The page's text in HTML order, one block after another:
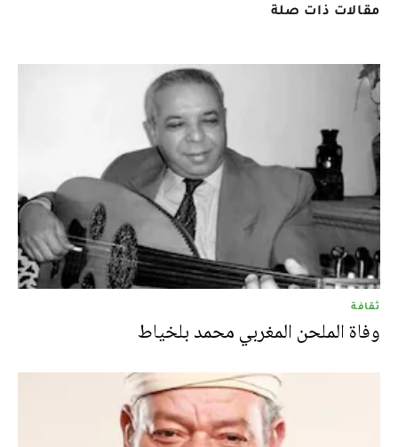
مقالات ذات صلة
ثقافة
وفاة الملحن المغربي محمد بلخياط